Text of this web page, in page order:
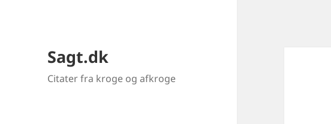
Sagt.dk
Citater fra kroge og afkroge